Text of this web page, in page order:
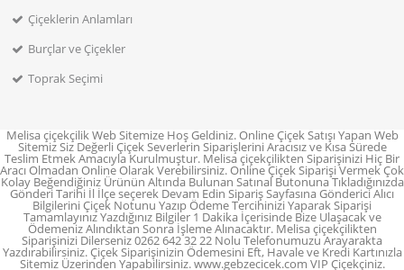
Çiçeklerin Anlamları
Burçlar ve Çiçekler
Toprak Seçimi
Melisa çiçekçilik Web Sitemize Hoş Geldiniz. Online Çiçek Satışı Yapan Web
Sitemiz Siz Değerli Çiçek Severlerin Siparişlerini Aracısız ve Kısa Sürede
Teslim Etmek Amacıyla Kurulmuştur. Melisa çiçekçilikten Siparişinizi Hiç Bir
Aracı Olmadan Online Olarak Verebilirsiniz. Online Çiçek Siparişi Vermek Çok
Kolay Beğendiğiniz Ürünün Altında Bulunan Satınal Butonuna Tıkladığınızda
Gönderi Tarihi İl İlçe seçerek Devam Edin Sipariş Sayfasına Gönderici Alıcı
Bilgilerini Çiçek Notunu Yazıp Ödeme Tercihinizi Yaparak Siparişi
Tamamlayınız Yazdığınız Bilgiler 1 Dakika İçerisinde Bize Ulaşacak ve
Ödemeniz Alındıktan Sonra İşleme Alınacaktır. Melisa çiçekçilikten
Siparişinizi Dilerseniz 0262 642 32 22 Nolu Telefonumuzu Arayarakta
Yazdırabilirsiniz. Çiçek Siparişinizin Ödemesini Eft, Havale ve Kredi Kartınızla
Sitemiz Üzerinden Yapabilirsiniz. www.gebzecicek.com VIP Çiçekçiniz.